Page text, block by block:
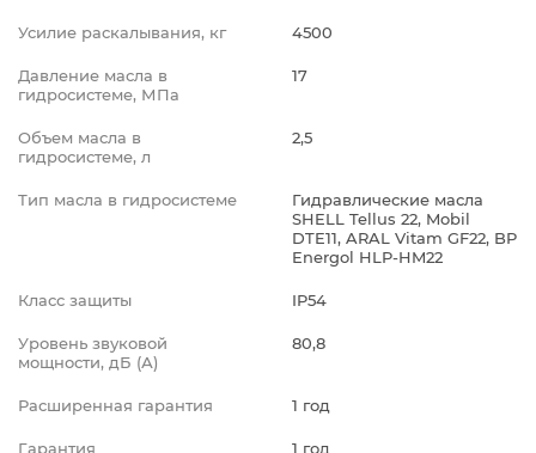
Усилие раскалывания, кг 4500
Давление масла в
гидросистеме, МПа
17
Объем масла в
гидросистеме, л
2,5
Тип масла в гидросистеме
Гидравлические масла
SHELL Tellus 22, Mobil
DTE11, ARAL Vitam GF22, BP
Energol HLP-HM22
Класс защиты IP54
Уровень звуковой
мощности, дБ (А)
80,8
Расширенная гарантия 1 год
Гарантия 1 год